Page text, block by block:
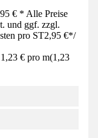
€ * Alle Preise
und ggf. zzgl.
pro ST2,95 €*/
€ pro m(1,23